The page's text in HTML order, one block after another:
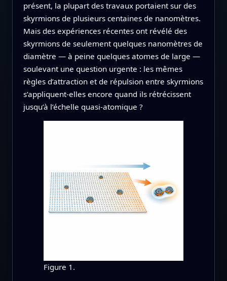
présent, la plupart des travaux portaient sur des
skyrmions de plusieurs centaines de nanomètres.
Mais des expériences récentes ont révélé des
skyrmions de seulement quelques nanomètres de
diamètre — à peine quelques atomes de large —
soulevant une question urgente : les mêmes
règles d’attraction et de répulsion entre skyrmions
s’appliquent‑elles encore quand ils rétrécissent
jusqu’à l’échelle quasi‑atomique ?
Figure 1.